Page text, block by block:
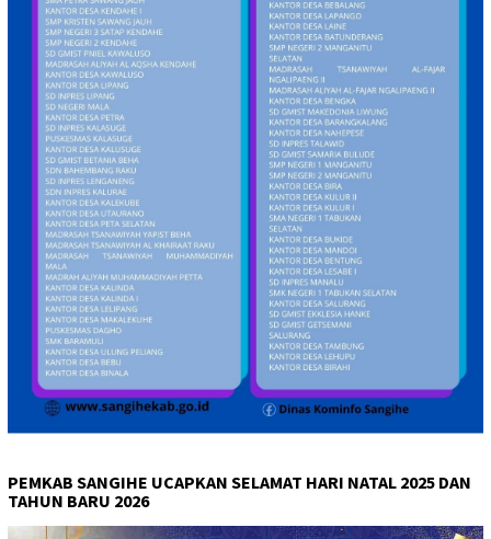
PEMKAB SANGIHE UCAPKAN SELAMAT HARI NATAL 2025 DAN
TAHUN BARU 2026